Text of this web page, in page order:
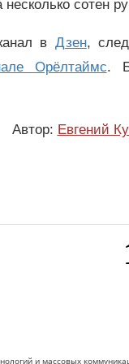
сотен
в Дзен,
Орёлтаймс.
Автор: Евгений
и массовых